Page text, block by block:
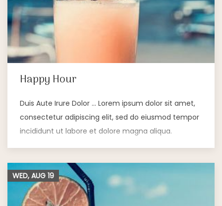
Happy Hour
Duis Aute Irure Dolor … Lorem ipsum dolor sit amet,
consectetur adipiscing elit, sed do eiusmod tempor
incididunt ut labore et dolore magna aliqua.
WED, AUG 19